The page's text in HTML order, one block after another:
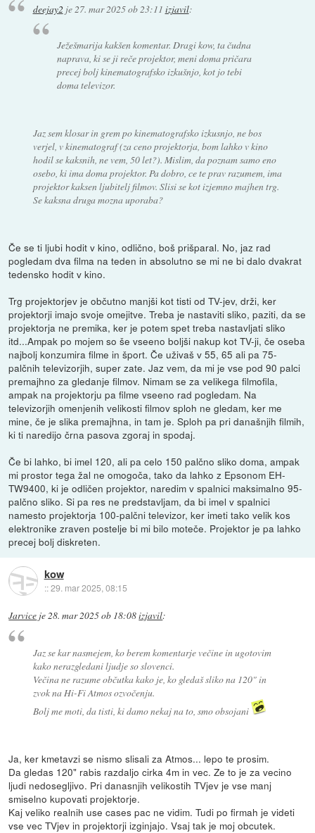
deejay2je 27. mar 2025 ob 23:11 izjavil:
Ježešmarija kakšen komentar. Dragi kow, ta čudna
naprava, ki se ji reče projektor, meni doma pričara
precej bolj kinematografsko izkušnjo, kot jo tebi
doma televizor.
Jaz sem klosar in grem po kinematografsko izkusnjo, ne bos
verjel, v kinematograf (za ceno projektorja, bom lahko v kino
hodil se kaksnih, ne vem, 50 let?). Mislim, da poznam samo eno
osebo, ki ima doma projektor. Pa dobro, ce te prav razumem, ima
projektor kaksen ljubitelj filmov. Slisi se kot izjemno majhen trg.
Se kaksna druga mozna uporaba?
Če se ti ljubi hodit v kino, odlično, boš prišparal. No, jaz rad
pogledam dva filma na teden in absolutno se mi ne bi dalo dvakrat
tedensko hodit v kino.
Trg projektorjev je občutno manjši kot tisti od TV-jev, drži, ker
projektorji imajo svoje omejitve. Treba je nastaviti sliko, paziti, da se
projektorja ne premika, ker je potem spet treba nastavljati sliko
itd...Ampak po mojem so še vseeno boljši nakup kot TV-ji, če oseba
najbolj konzumira filme in šport. Če uživaš v 55, 65 ali pa 75-
palčnih televizorjih, super zate. Jaz vem, da mi je vse pod 90 palci
premajhno za gledanje filmov. Nimam se za velikega filmofila,
ampak na projektorju pa filme vseeno rad pogledam. Na
televizorjih omenjenih velikosti filmov sploh ne gledam, ker me
mine, če je slika premajhna, in tam je. Sploh pa pri današnjih filmih,
ki ti naredijo črna pasova zgoraj in spodaj.
Če bi lahko, bi imel 120, ali pa celo 150 palčno sliko doma, ampak
mi prostor tega žal ne omogoča, tako da lahko z Epsonom EH-
TW9400, ki je odličen projektor, naredim v spalnici maksimalno 95-
palčno sliko. Si pa res ne predstavljam, da bi imel v spalnici
namesto projektorja 100-palčni televizor, ker imeti tako velik kos
elektronike zraven postelje bi mi bilo moteče. Projektor je pa lahko
precej bolj diskreten.
kow
::29. mar 2025, 08:15
Jarvice je28. mar 2025 ob 18:08izjavil:
Jaz se kar nasmejem, ko berem komentarje večine in ugotovim
kako nerazgledani ljudje so slovenci.
Večina ne razume občutka kako je, ko gledaš sliko na 120" in
zvok na Hi-Fi Atmos ozvočenju.
Bolj me moti, da tisti, ki damo nekaj na to, smo obsojani
Ja, ker kmetavzi se nismo slisali za Atmos... lepo te prosim.
Da gledas 120" rabis razdaljo cirka 4m in vec. Ze to je za vecino
ljudi nedosegljivo. Pri danasnjih velikostih TVjev je vse manj
smiselno kupovati projektorje.
Kaj veliko realnih use cases pac ne vidim. Tudi po firmah je videti
vse vec TVjev in projektorji izginjajo. Vsaj tak je moj obcutek.